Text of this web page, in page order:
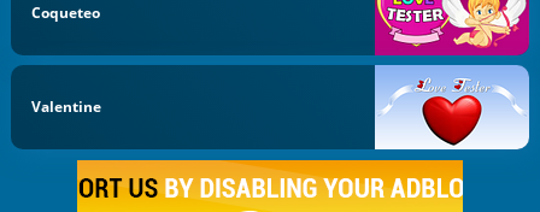
Coqueteo
Valentine